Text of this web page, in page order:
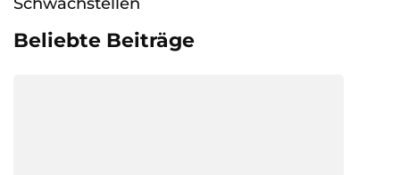
Beliebte Beiträge